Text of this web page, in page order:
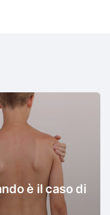
è il caso di